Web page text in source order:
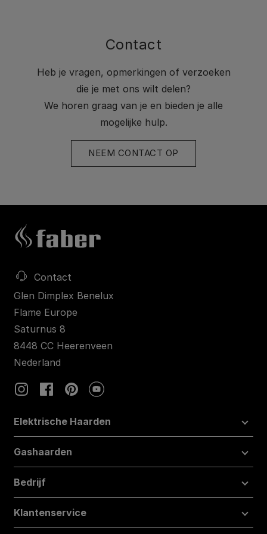
Contact
Heb je vragen, opmerkingen of verzoeken
die je met ons wilt delen?
We horen graag van je en bieden je alle
mogelijke hulp.
NEEM CONTACT OP
Contact
Glen Dimplex Benelux
Flame Europe
Saturnus 8
8448 CC Heerenveen
Nederland
Elektrische Haarden
Gashaarden
Bedrijf
Klantenservice